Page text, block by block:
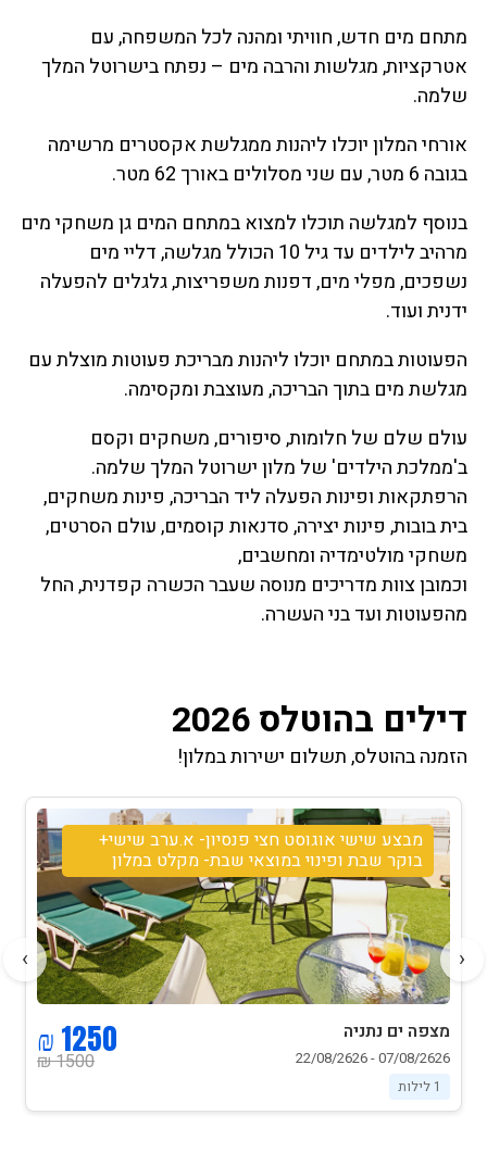
מתחם מים חדש, חוויתי ומהנה לכל המשפחה, עם
אטרקציות, מגלשות והרבה מים – נפתח בישרוטל המלך
שלמה.
אורחי המלון יוכלו ליהנות ממגלשת אקסטרים מרשימה
בגובה 6 מטר, עם שני מסלולים באורך 62 מטר.
בנוסף למגלשה תוכלו למצוא במתחם המים גן משחקי מים
מרהיב לילדים עד גיל 10 הכולל מגלשה, דליי מים
נשפכים, מפלי מים, דפנות משפריצות, גלגלים להפעלה
ידנית ועוד.
הפעוטות במתחם יוכלו ליהנות מבריכת פעוטות מוצלת עם
מגלשת מים בתוך הבריכה, מעוצבת ומקסימה.
עולם שלם של חלומות, סיפורים, משחקים וקסם
ב'ממלכת הילדים' של מלון ישרוטל המלך שלמה.
הרפתקאות ופינות הפעלה ליד הבריכה, פינות משחקים,
בית בובות, פינות יצירה, סדנאות קוסמים, עולם הסרטים,
משחקי מולטימדיה ומחשבים,
וכמובן צוות מדריכים מנוסה שעבר הכשרה קפדנית, החל
מהפעוטות ועד בני העשרה.
דילים בהוטלס 2026
הזמנה בהוטלס, תשלום ישירות במלון!
מבצע שישי אוגוסט חצי פנסיון- א.ערב שישי+
בוקר שבת ופינוי במוצאי שבת- מקלט במלון
מצפה ים נתניה
07/08/2626 - 22/08/2626
1 לילות
1500 ₪
1250 ₪
‹
›